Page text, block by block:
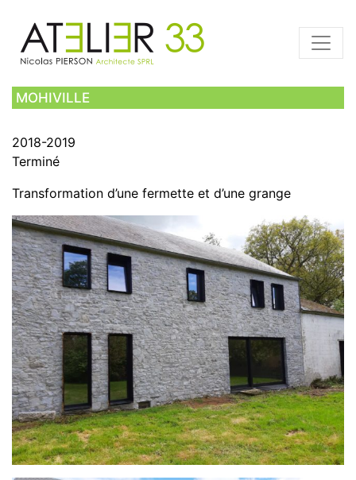
MOHIVILLE
2018-2019
Terminé
Transformation d’une fermette et d’une grange